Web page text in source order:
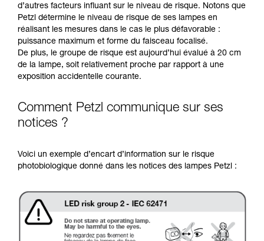
d’autres facteurs influant sur le niveau de risque. Notons que
Petzl détermine le niveau de risque de ses lampes en
réalisant les mesures dans le cas le plus défavorable :
puissance maximum et forme du faisceau focalisé.
De plus, le groupe de risque est aujourd’hui évalué à 20 cm
de la lampe, soit relativement proche par rapport à une
exposition accidentelle courante.
Comment Petzl communique sur ses
notices ?
Voici un exemple d’encart d’information sur le risque
photobiologique donné dans les notices des lampes Petzl :